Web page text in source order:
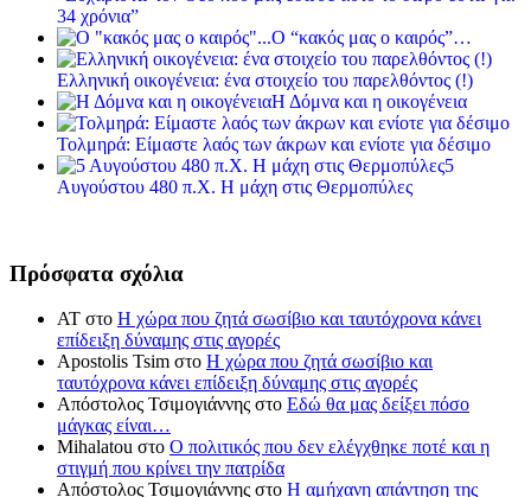
34 χρόνια”
Ο “κακός μας ο καιρός”…
Ελληνική οικογένεια: ένα στοιχείο του παρελθόντος (!)
Η Δόμνα και η οικογένεια
Τολμηρά: Είμαστε λαός των άκρων και ενίοτε για δέσιμο
5
Αυγούστου 480 π.Χ. Η μάχη στις Θερμοπύλες
Πρόσφατα σχόλια
ΑΤ στο Η χώρα που ζητά σωσίβιο και ταυτόχρονα κάνει
επίδειξη δύναμης στις αγορές
Apostolis Tsim στο Η χώρα που ζητά σωσίβιο και
ταυτόχρονα κάνει επίδειξη δύναμης στις αγορές
Απόστολος Τσιμογιάννης στο Εδώ θα μας δείξει πόσο
μάγκας είναι…
Mihalatou στο Ο πολιτικός που δεν ελέγχθηκε ποτέ και η
στιγμή που κρίνει την πατρίδα
Απόστολος Τσιμογιάννης στο Η αμήχανη απάντηση της